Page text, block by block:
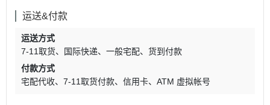
运送&付款
运送方式
7-11取货
国际快递 一般宅配
货到付款
付款方式
宅配代收
7-11取货付款 信用卡 ATM 虚拟帐号